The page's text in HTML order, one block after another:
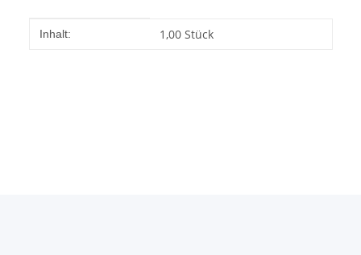
Produkteigenschaft
Wert
Inhalt: 1,00 Stück